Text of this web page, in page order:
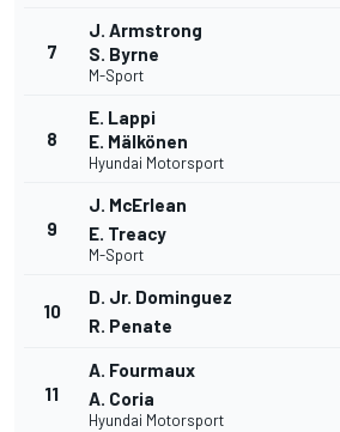
7
J. Armstrong
S. Byrne
M-Sport
8
E. Lappi
E. Mälkönen
Hyundai Motorsport
9
J. McErlean
E. Treacy
M-Sport
10
D. Jr. Dominguez
R. Penate
11
A. Fourmaux
A. Coria
Hyundai Motorsport